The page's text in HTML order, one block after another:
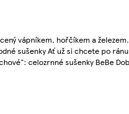
vápníkem, hořčíkem a železem.
sušenky Ať už si chcete po ránu
celozrnné sušenky BeBe